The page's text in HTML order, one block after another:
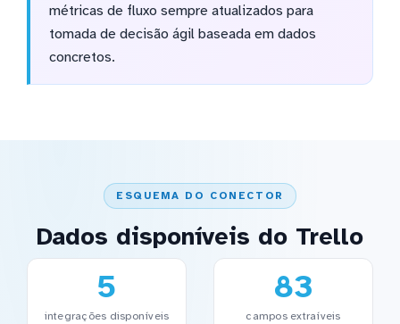
métricas de fluxo sempre atualizados para
tomada de decisão ágil baseada em dados
concretos.
ESQUEMA DO CONECTOR
Dados disponíveis do Trello
5
integrações disponíveis
83
campos extraíveis